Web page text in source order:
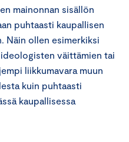
mainonnan sisällön
puhtaasti kaupallisen
Näin ollen esimerkiksi
väittämien tai
liikkumavara muun
kuin puhtaasti
kaupallisessa